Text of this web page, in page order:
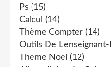
Ps (15)
Calcul (14)
Thème Compter (14)
Outils De L'enseignant-
Thème Noël (12)